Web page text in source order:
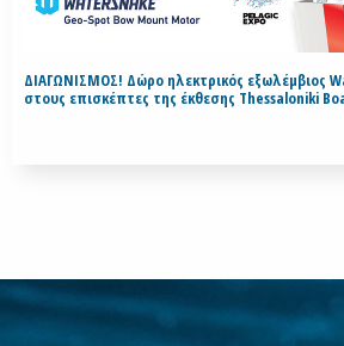
ΔΙΑΓΩΝΙΣΜΟΣ! Δώρο ηλεκτρικός εξωλέμβιος
στους επισκέπτες της έκθεσης Thessaloniki